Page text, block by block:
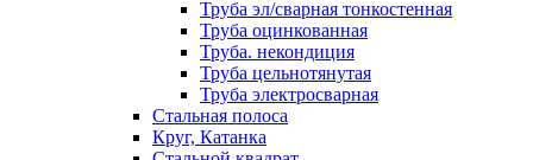
Труба эл/сварная тонкостенная
Труба оцинкованная
Труба. некондиция
Труба цельнотянутая
Труба электросварная
Стальная полоса
Круг, Катанка